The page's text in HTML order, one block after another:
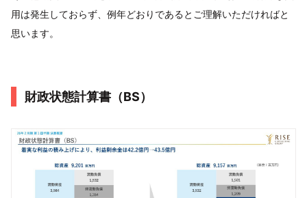
用は発生しておらず、例年どおりであるとご理解いただければと
思います。
財政状態計算書（BS）